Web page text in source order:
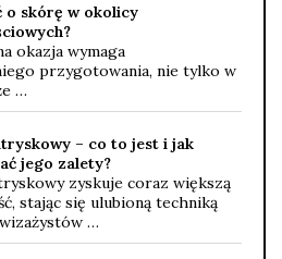
o skórę w okolicy
okazja wymaga
przygotowania, nie tylko w
…
– co to jest i jak
jego zalety?
zyskuje coraz większą
stając się ulubioną techniką
…